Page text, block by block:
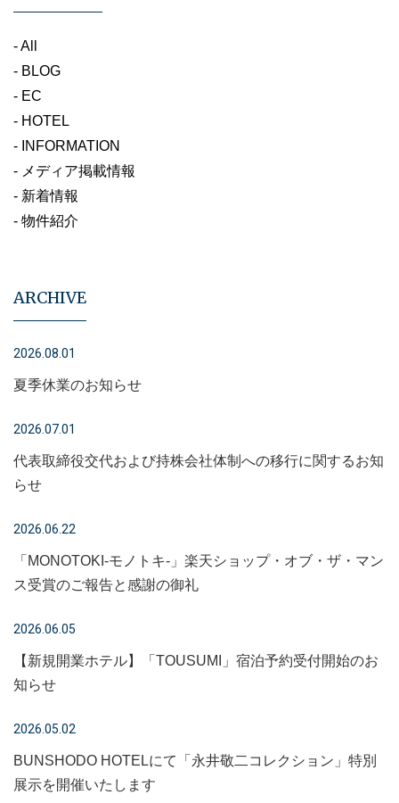
- All
- BLOG
- EC
- HOTEL
- INFORMATION
- メディア掲載情報
- 新着情報
- 物件紹介
ARCHIVE
2026.08.01
夏季休業のお知らせ
2026.07.01
代表取締役交代および持株会社体制への移行に関するお知
らせ
2026.06.22
「MONOTOKI-モノトキ-」楽天ショップ・オブ・ザ・マン
ス受賞のご報告と感謝の御礼
2026.06.05
【新規開業ホテル】「TOUSUMI」宿泊予約受付開始のお
知らせ
2026.05.02
BUNSHODO HOTELにて「永井敬二コレクション」特別
展示を開催いたします